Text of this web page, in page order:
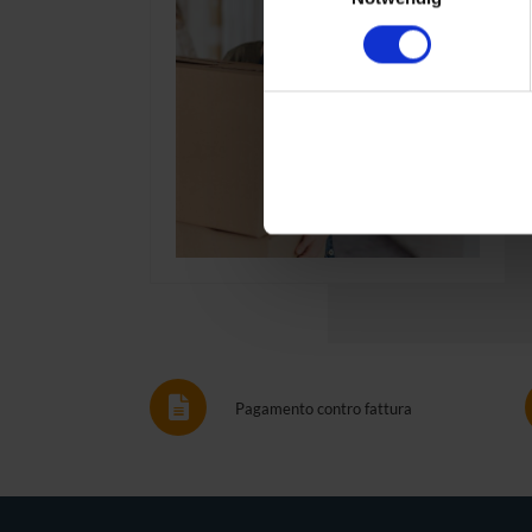
Pagamento contro fattura